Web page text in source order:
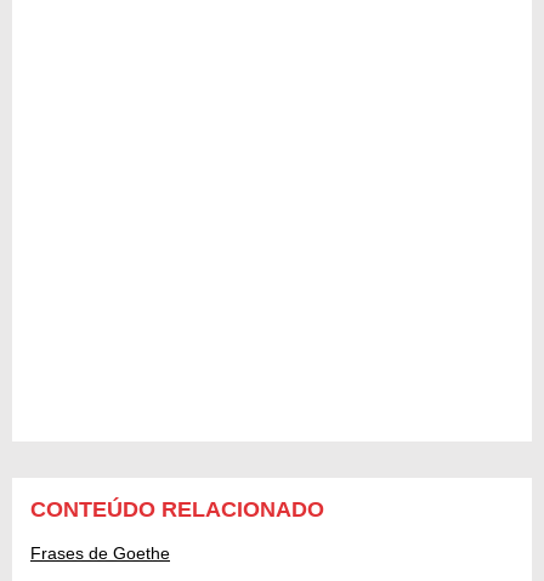
CONTEÚDO RELACIONADO
Frases de Goethe